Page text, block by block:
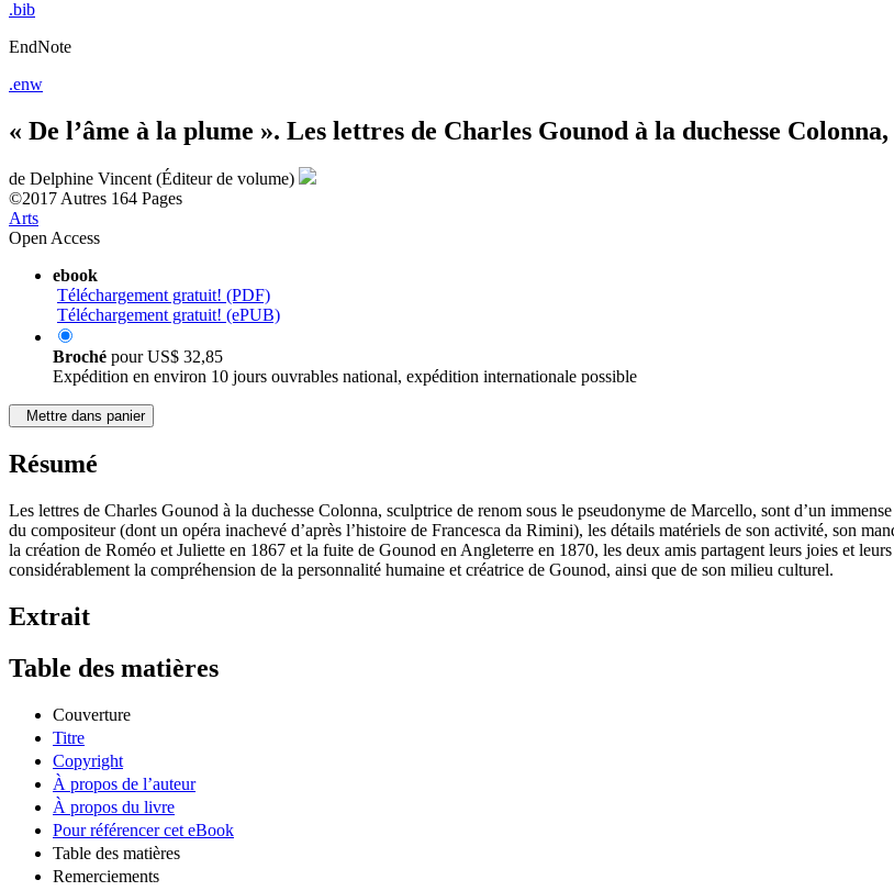
.bib
EndNote
.enw
« De l’âme à la plume ». Les lettres de Charles Gounod à la duchesse
de Delphine Vincent (Éditeur de volume)
©2017Autres 164 Pages
Arts
Open Access
ebook
Téléchargement gratuit! (PDF)
Téléchargement gratuit! (ePUB)
Broché pourUS$ 32,85
Expédition en environ 10 jours ouvrables national, expédition internationale possible
Mettre dans panier
Résumé
Les lettres de Charles Gounod à la duchesse Colonna, sculptrice de renom sous le pseudonyme de Marcello, sont d’un
du compositeur (dont un opéra inachevé d’après l’histoire de Francesca da Rimini), les détails matériels de son activité, son
la création de Roméo et Juliette en 1867 et la fuite de Gounod en Angleterre en 1870, les deux amis partagent leurs joies et
considérablement la compréhension de la personnalité humaine et créatrice de Gounod, ainsi que de son milieu culturel.
Extrait
Table des matières
Couverture
Titre
Copyright
À propos de l’auteur
À propos du livre
Pour référencer cet eBook
Table des matières
Remerciements